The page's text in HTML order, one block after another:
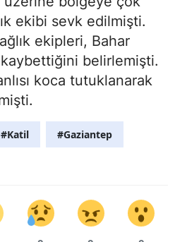
ekibi sevk edilmişti.
ekipleri, Bahar
kaybettiğini belirlemişti.
koca tutuklanarak
#Katil #Gaziantep